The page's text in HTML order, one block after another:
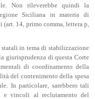
Non rileverebbe quindi la
Siciliana in materia di
14, primo comma, lettera p,
in tema di stabilizzazione
giurisprudenza di questa Corte
di coordinamento della
del contenimento della spesa
In particolare, sarebbero tali
e vincoli al reclutamento del